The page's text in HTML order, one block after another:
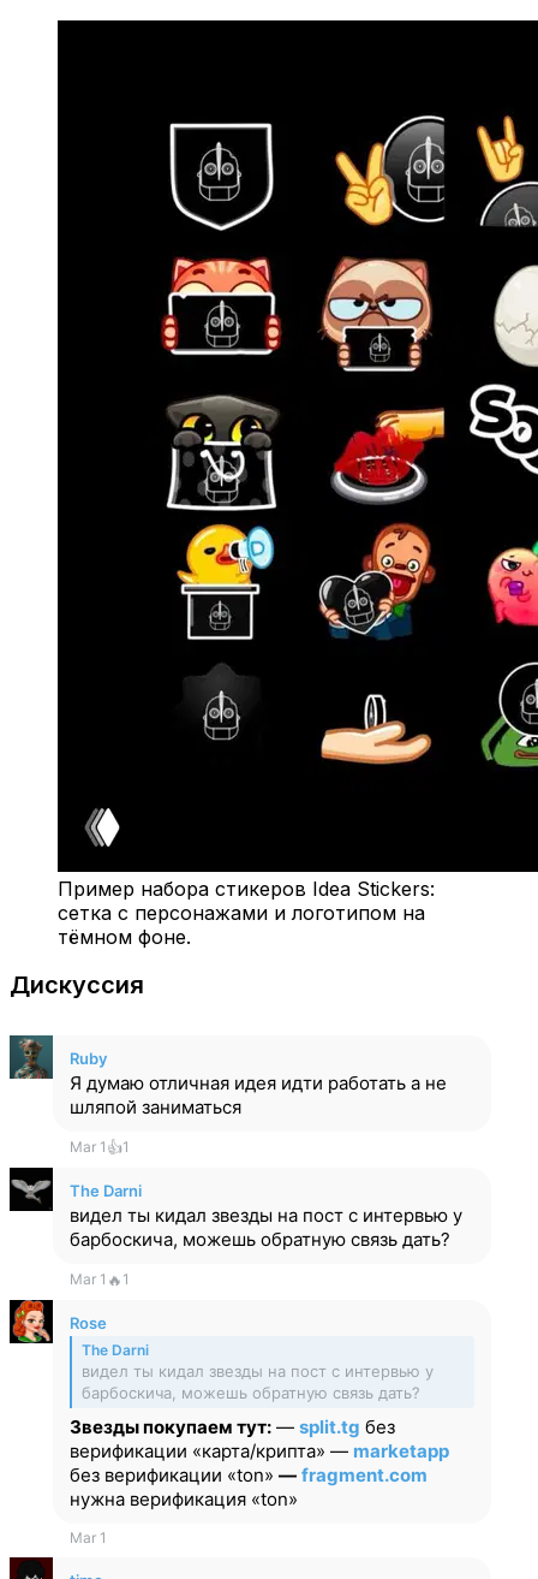
Пример набора стикеров Idea Stickers:
сетка с персонажами и логотипом на
тёмном фоне.
Дискуссия
Ruby
Я думаю отличная идея идти работать а не
шляпой заниматься
Mar 1 👍1
The Darni
видел ты кидал звезды на пост с интервью у
барбоскича, можешь обратную связь дать?
Mar 1 🔥 1
Rose
The Darni
видел ты кидал звезды на пост с интервью у
барбоскича, можешь обратную связь дать?
Звезды покупаем тут: — split.tg без
верификации «карта/крипта» — marketapp
без верификации «ton» — fragment.com
нужна верификация «ton»
Mar 1